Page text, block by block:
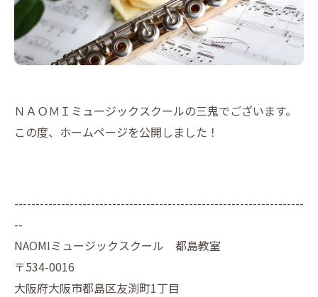
ＮＡＯＭＩミュージックスクールの三鬼でございます。
この度、ホームページを公開しました！
--------------------------------------------------------------------
--
NAOMIミュージックスクール 都島教室
〒534-0016
大阪府大阪市都島区友渕町1丁目